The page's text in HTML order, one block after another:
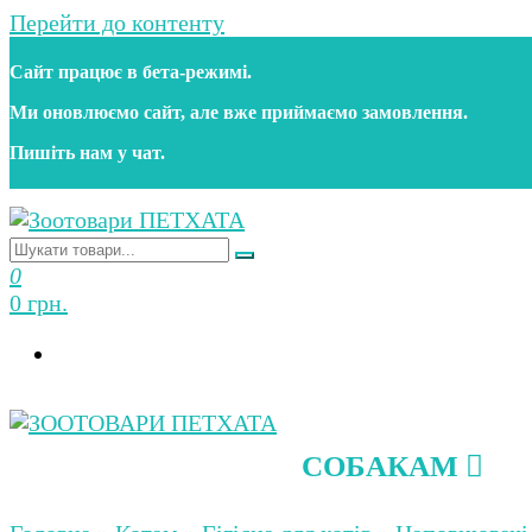
Перейти до контенту
Сайт працює в бета‑режимі.
Ми оновлюємо сайт, але вже приймаємо замовлення.
Пишіть нам у чат.
Зоотовари ПЕТХАТА
Зоомагазин для собак та котів | Корм, іграшки,
0
0 грн.
Зоомагазин для собак та котів | Корм, іграшки,
СОБАКАМ